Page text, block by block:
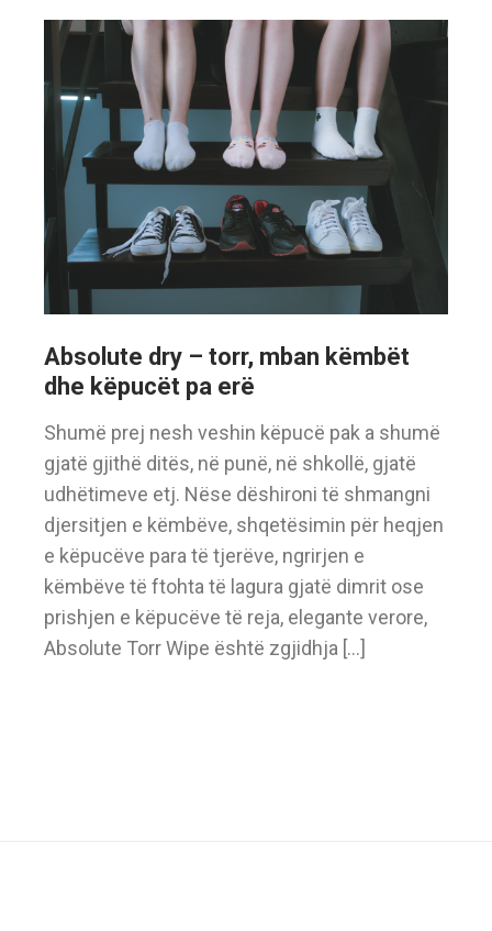
Absolute dry – torr, mban këmbët
dhe këpucët pa erë
Shumë prej nesh veshin këpucë pak a shumë
gjatë gjithë ditës, në punë, në shkollë, gjatë
udhëtimeve etj. Nëse dëshironi të shmangni
djersitjen e këmbëve, shqetësimin për heqjen
e këpucëve para të tjerëve, ngrirjen e
këmbëve të ftohta të lagura gjatë dimrit ose
prishjen e këpucëve të reja, elegante verore,
Absolute Torr Wipe është zgjidhja […]